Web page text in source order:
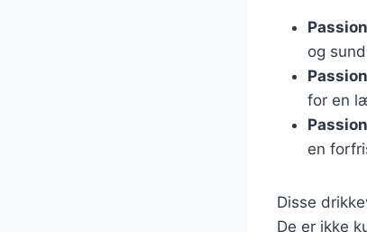
og
for en
en
Disse
De er ikke